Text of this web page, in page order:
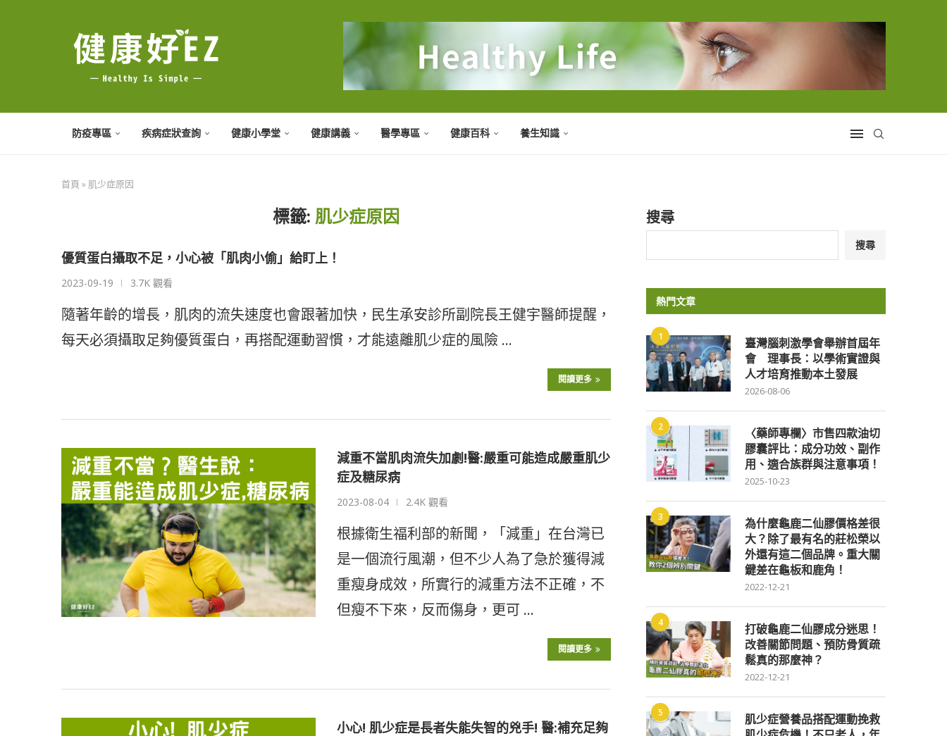
防疫專區 疾病症狀查詢 健康小學堂 健康講義 醫學專區 健康百科 養生知識
首頁 » 肌少症原因
標籤: 肌少症原因
優質蛋白攝取不足，小心被「肌肉小偷」給盯上！
2023-09-19 3.7K 觀看
隨著年齡的增長，肌肉的流失速度也會跟著加快，民生承安診所副院長王健宇醫師提醒，
每天必須攝取足夠優質蛋白，再搭配運動習慣，才能遠離肌少症的風險 …
閱讀更多
減重不當肌肉流失加劇!醫:嚴重可能造成嚴重肌少
症及糖尿病
2023-08-04 2.4K 觀看
根據衛生福利部的新聞，「減重」在台灣已
是一個流行風潮，但不少人為了急於獲得減
重瘦身成效，所實行的減重方法不正確，不
但瘦不下來，反而傷身，更可 …
閱讀更多
小心! 肌少症是長者失能失智的兇手! 醫:補充足夠
搜尋
搜尋
熱門文章
1
臺灣腦刺激學會舉辦首屆年
會 理事長：以學術實證與
人才培育推動本土發展
2026-08-06
2
〈藥師專欄〉市售四款油切
膠囊評比：成分功效、副作
用、適合族群與注意事項！
2025-10-23
3
為什麼龜鹿二仙膠價格差很
大？除了最有名的莊松榮以
外還有這二個品牌。重大關
鍵差在龜板和鹿角！
2022-12-21
4
打破龜鹿二仙膠成分迷思！
改善關節問題、預防骨質疏
鬆真的那麼神？
2022-12-21
5
肌少症營養品搭配運動挽救